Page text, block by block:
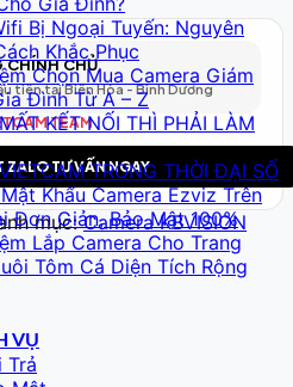
Bị Ngoại Tuyến: Nguyên
Khắc Phục
Chọn Mua Camera Giám
Đình Từ A – Z
KẾT NỐI THÌ PHẢI LÀM
TRONG THỜI ĐẠI SỐ
Khẩu Camera Ezviz Trên
Đơn Giản, Bảo Mật 100%
Lắp Camera Cho Trang
Tôm Cá Diện Tích Rộng
VỤ
Trả
CHÍNH CHỦ
tiên tại Biên Hòa - Bình Dương
TEAM
ZALO TƯ VẤN NGAY
mục:Camera KBVISION